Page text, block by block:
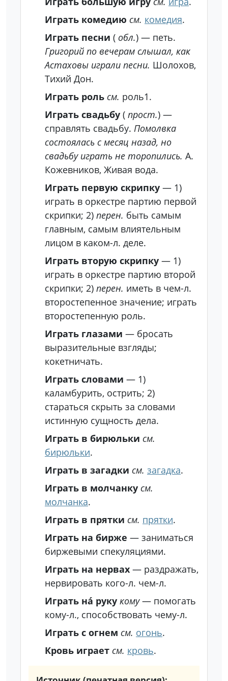
Играть комедию см. комедия.
Играть песни ( обл.) — петь.
Григорий по вечерам слышал, как
Астаховы играли песни. Шолохов,
Тихий Дон.
Играть роль см. роль1.
Играть свадьбу ( прост.) —
справлять свадьбу. Помолвка
состоялась с месяц назад, но
свадьбу играть не торопились. А.
Кожевников, Живая вода.
Играть первую скрипку — 1)
играть в оркестре партию первой
скрипки; 2) перен. быть самым
главным, самым влиятельным
лицом в каком-л. деле.
Играть вторую скрипку — 1)
играть в оркестре партию второй
скрипки; 2) перен. иметь в чем-л.
второстепенное значение; играть
второстепенную роль.
Играть глазами — бросать
выразительные взгляды;
кокетничать.
Играть словами — 1)
каламбурить, острить; 2)
стараться скрыть за словами
истинную сущность дела.
Играть в бирюльки см.
бирюльки.
Играть в загадки см. загадка.
Играть в молчанку см.
молчанка.
Играть в прятки см. прятки.
Играть на бирже — заниматься
биржевыми спекуляциями.
Играть на нервах — раздражать,
нервировать кого-л. чем-л.
Играть на́ руку кому— помогать
кому-л., способствовать чему-л.
Играть с огнем см. огонь.
Кровь играет см. кровь.